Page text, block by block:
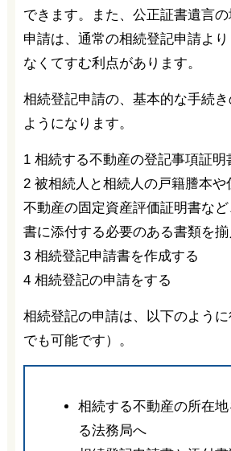
できます。また、公正証書遺言
申請は、通常の相続登記申請よ
なくてすむ利点があります。
相続登記申請の、基本的な手続
ようになります。
1 相続する不動産の登記事項証明
2 被相続人と相続人の戸籍謄本や
不動産の固定資産評価証明書な
書に添付する必要のある書類を揃
3 相続登記申請書を作成する
4 相続登記の申請をする
相続登記の申請は、以下のよう
でも可能です）。
相続する不動産の所在
る法務局へ